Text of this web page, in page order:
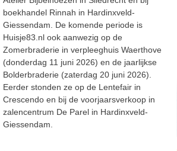
boekhandel Rinnah in Hardinxveld-
Giessendam. De komende periode is
Huisje83.nl ook aanwezig op de
Zomerbraderie in verpleeghuis Waerthove
(donderdag 11 juni 2026) en de jaarlijkse
Bolderbraderie (zaterdag 20 juni 2026).
Eerder stonden ze op de Lentefair in
Crescendo en bij de voorjaarsverkoop in
zalencentrum De Parel in Hardinxveld-
Giessendam.